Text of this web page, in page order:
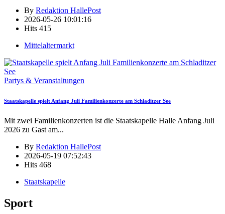
By Redaktion HallePost
2026-05-26 10:01:16
Hits 415
Mittelaltermarkt
Partys & Veranstaltungen
Staatskapelle spielt Anfang Juli Familienkonzerte am Schladitzer See
Mit zwei Familienkonzerten ist die Staatskapelle Halle Anfang Juli
2026 zu Gast am...
By Redaktion HallePost
2026-05-19 07:52:43
Hits 468
Staatskapelle
Sport